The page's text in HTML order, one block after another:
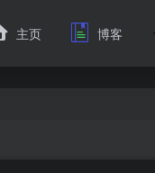
主页 博客